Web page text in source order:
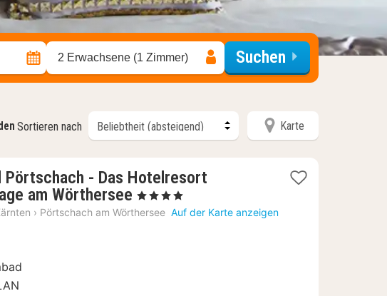
2 Erwachsene (1 Zimmer) Suchen
Sortieren nach Karte
Pörtschach - Das Hotelresort
am Wörthersee 1
Nacht
, 4 Sterne
› Pörtschach am Wörthersee Auf der Karte anzeigen